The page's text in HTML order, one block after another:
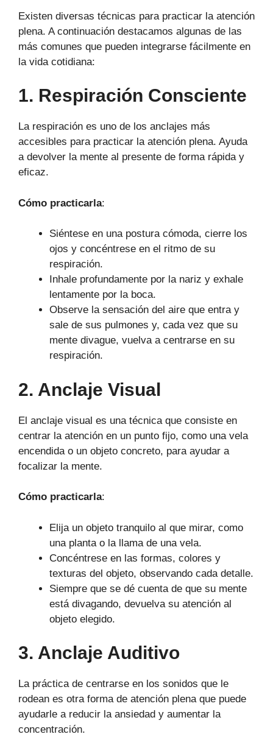
Existen diversas técnicas para practicar la atención
plena. A continuación destacamos algunas de las
más comunes que pueden integrarse fácilmente en
la vida cotidiana:
1. Respiración Consciente
La respiración es uno de los anclajes más
accesibles para practicar la atención plena. Ayuda
a devolver la mente al presente de forma rápida y
eficaz.
Cómo practicarla:
Siéntese en una postura cómoda, cierre los
ojos y concéntrese en el ritmo de su
respiración.
Inhale profundamente por la nariz y exhale
lentamente por la boca.
Observe la sensación del aire que entra y
sale de sus pulmones y, cada vez que su
mente divague, vuelva a centrarse en su
respiración.
2. Anclaje Visual
El anclaje visual es una técnica que consiste en
centrar la atención en un punto fijo, como una vela
encendida o un objeto concreto, para ayudar a
focalizar la mente.
Cómo practicarla:
Elija un objeto tranquilo al que mirar, como
una planta o la llama de una vela.
Concéntrese en las formas, colores y
texturas del objeto, observando cada detalle.
Siempre que se dé cuenta de que su mente
está divagando, devuelva su atención al
objeto elegido.
3. Anclaje Auditivo
La práctica de centrarse en los sonidos que le
rodean es otra forma de atención plena que puede
ayudarle a reducir la ansiedad y aumentar la
concentración.